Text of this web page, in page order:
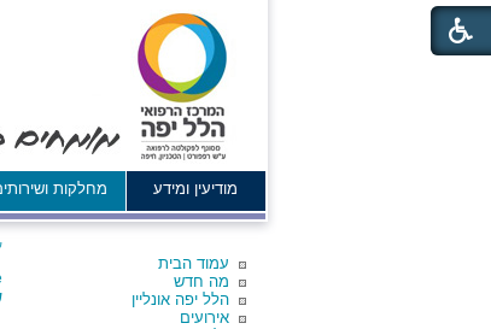
מודיעין ומידע מחלקות
עמוד הבית
מה חדש
הלל יפה אונליין
אירועים